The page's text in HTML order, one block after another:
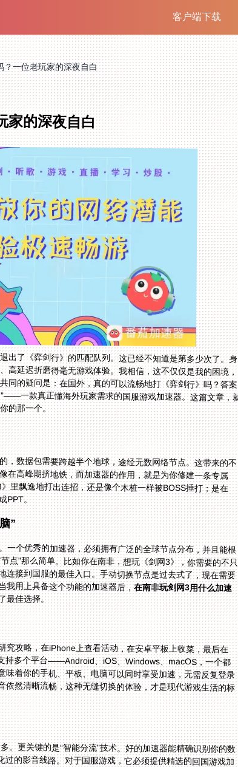
客户端下载
？一位老玩家的深夜自白
家的深夜自白
出了《弈剑行》的匹配队列。这已经不知道是第多少次了。身
高延迟折磨得毫无游戏体验。我相信，这不仅仅是我的困境，
同的疑问是：在国外，真的可以流畅地打《弈剑行》吗？答案
一款真正懂海外玩家需求的国服游戏加速器。这篇文章，就
的那一个。
，数据包需要跨越半个地球，途经无数网络节点。这带来的不
在高峰期挤地铁，而加速器的作用，就是为你修建一条专属
里飘逸地打出连招，还是像个木桩一样被BOSS捶打；是在
PPT。
”
个优秀的加速器，必须拥有广泛的全球节点分布，并且能根
点”那么简单。比如你在南非，想玩《剑网3》，你需要的不只
接到国服的最佳入口。手动切换节点是过去式了，现在需要
我用上具备这个功能的加速器后，在南非玩剑网3用什么加速
最佳选择。
攻略，在iPhone上查看活动，在安卓平板上收菜，最后在
持多个平台——Android、iOS、Windows、macOS，一个都
着你的手机、平板、电脑可以同时享受加速，无需反复登录
然清晰流畅，这种无缝切换的体验，才是现代游戏生活的标
。更关键的是“智能分流”技术。好的加速器能精确识别你的数
的影音线路。对于国服游戏，它必须提供精选的回国游戏加
车服务，路权优先，一路畅通。当我为了体验那款备受好评